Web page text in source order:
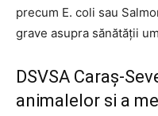
precum E. coli sau
grave asupra sănătății
DSVSA Caraș-
animalelor si a